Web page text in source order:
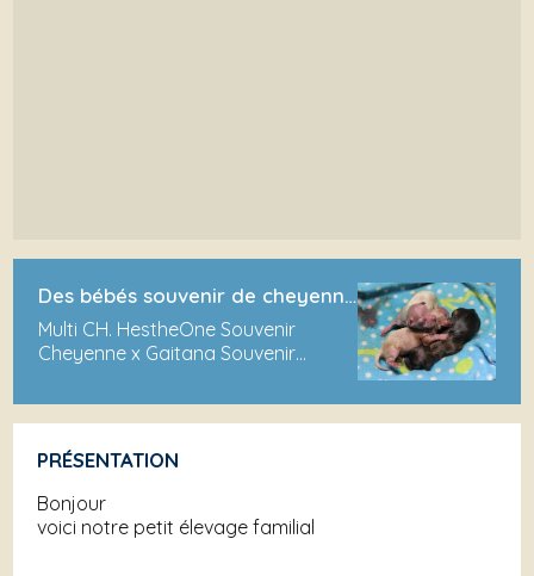
Des bébés souvenir de cheyenne
sont nés a la maison
Multi CH. HestheOne Souvenir
Cheyenne x Gaitana Souvenir
annoncer leurs naissance de 2
petits mecs et une fille le 29-12-14
Les deux petits mecs sont blanc-
crème et disponnib...
PRÉSENTATION
Bonjour
voici notre petit élevage familial